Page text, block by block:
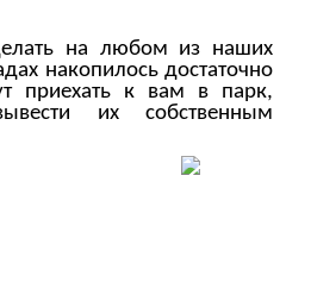
на любом из наших
накопилось достаточно
приехать к вам в парк,
их собственным